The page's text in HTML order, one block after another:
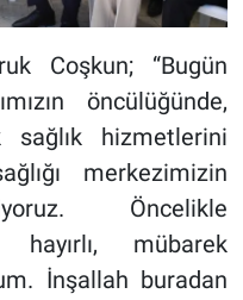
Coşkun; “Bugün
öncülüğünde,
hizmetlerini
merkezimizin
Öncelikle
hayırlı, mübarek
İnşallah buradan